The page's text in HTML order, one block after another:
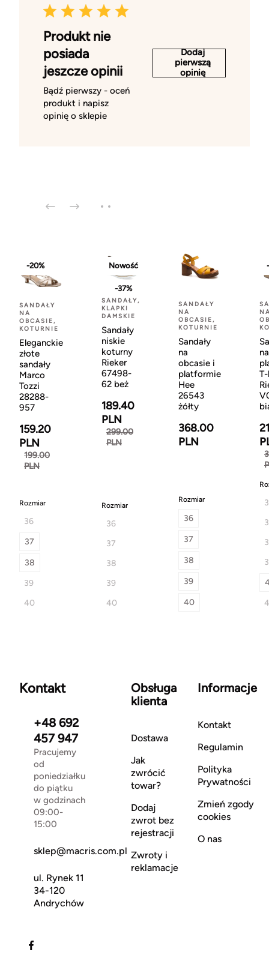
Produkt nie
posiada
jeszcze opinii
Bądź pierwszy - oceń
produkt i napisz
opinię o sklepie
Dodaj
pierwszą
opinię
-20%
SANDAŁY
NA
OBCASIE,
KOTURNIE
Eleganckie
złote
sandały
Marco
Tozzi
28288-
957
159.20
PLN
199.00
PLN
Rozmiar
36
37
38
39
40
Nowość
-37%
SANDAŁY,
KLAPKI
DAMSKIE
Sandały
niskie
koturny
Rieker
67498-
62 beż
189.40
PLN
299.00
PLN
Rozmiar
36
37
38
39
40
SANDAŁY
NA
OBCASIE,
KOTURNIE
Sandały
na
obcasie i
platformie
Hee
26543
żółty
368.00
PLN
Rozmiar
36
37
38
39
40
na
Kontakt
+48 692
457 947
Pracujemy
od
poniedziałku
do piątku
w godzinach
09:00-
15:00
sklep@macris.com.pl
ul. Rynek 11
34-120
Andrychów
Obsługa
klienta
Dostawa
Jak
zwrócić
towar?
Dodaj
zwrot bez
rejestracji
Zwroty i
reklamacje
Informacje
Kontakt
Regulamin
Polityka
Prywatności
Zmień zgody
cookies
O nas